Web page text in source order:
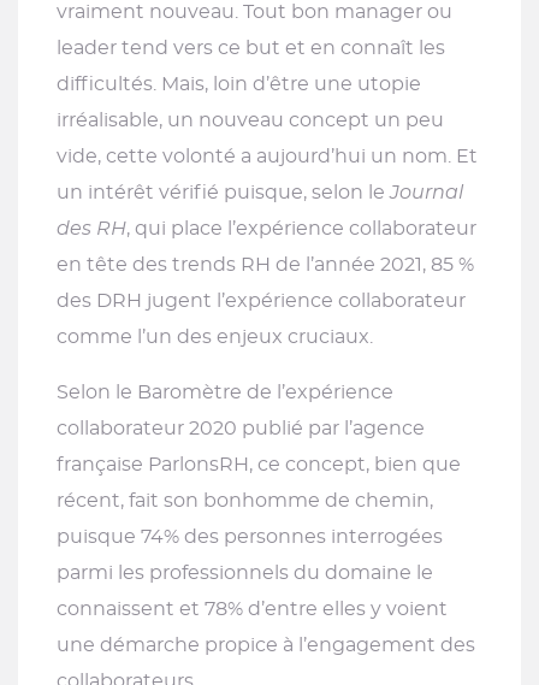
vraiment nouveau. Tout bon manager ou
leader tend vers ce but et en connaît les
difficultés. Mais, loin d’être une utopie
irréalisable, un nouveau concept un peu
vide, cette volonté a aujourd’hui un nom. Et
un intérêt vérifié puisque, selon leJournal
des RH, qui place l’expérience collaborateur
en tête des trends RH de l’année 2021, 85 %
des DRH jugent l’expérience collaborateur
comme l’un des enjeux cruciaux.
Selon le Baromètre de l’expérience
collaborateur 2020 publié par l’agence
française ParlonsRH, ce concept, bien que
récent, fait son bonhomme de chemin,
puisque 74% des personnes interrogées
parmi les professionnels du domaine le
connaissent et 78% d’entre elles y voient
une démarche propice à l’engagement des